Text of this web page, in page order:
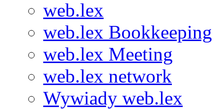
web.lex
web.lex Bookkeeping
web.lex Meeting
web.lex network
Wywiady web.lex